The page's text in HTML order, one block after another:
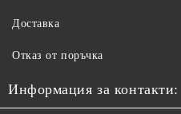
Доставка
Отказ от поръчка
Информация за контакти: